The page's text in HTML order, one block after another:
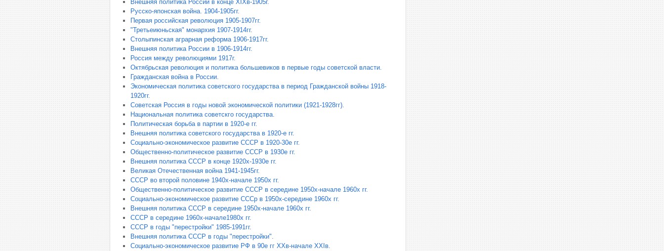
Внешняя политика России в конце XIXв-1905г.
Русско-японская война. 1904-1905гг.
Первая российская революция 1905-1907гг.
"Третьеиюньская" монархия 1907-1914гг.
Столыпинская аграрная реформа 1906-1917гг.
Внешняя политика России в 1906-1914гг.
Россия между революциями 1917г.
Октябрьская революция и политика большевиков в первые годы советской власти.
Гражданская война в России.
Экономическая политика советского государства в период Гражданской войны 1918-
1920гг.
Советская Россия в годы новой экономической политики (1921-1928гг).
Национальная политика советскго государства.
Политическая борьба в партии в 1920-е гг.
Внешняя политика советского государства в 1920-е гг.
Социально-экономическое развитие СССР в 1920-30е гг.
Общественно-политическое развитие СССР в 1930е гг.
Внешняя политика СССР в конце 1920х-1930е гг.
Великая Отечественная война 1941-1945гг.
СССР во второй половине 1940х-начале 1950х гг.
Общественно-политическое развитие СССР в середине 1950х-начале 1960х гг.
Социально-экономическое развитие СССр в 1950х-середине 1960х гг.
Внешняя политика СССР в середине 1950х-начале 1960х гг.
СССР в середине 1960х-начале1980х гг.
СССР в годы "перестройки" 1985-1991гг.
Внешняя политика СССР в годы "перестройки".
Социально-экономическое развитие РФ в 90е гг XXв-начале XXIв.